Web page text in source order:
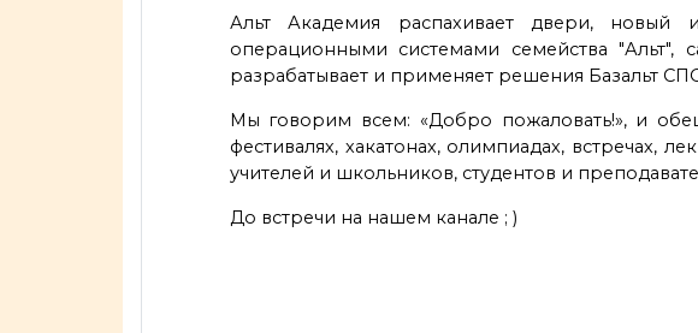
Альт Академия распахивает двери, новый
операционными системами семейства "Альт",
разрабатывает и применяет решения Базальт
Мы говорим всем: «Добро пожаловать!», и
фестивалях, хакатонах, олимпиадах, встречах,
учителей и школьников, студентов и
До встречи на нашем канале ; )